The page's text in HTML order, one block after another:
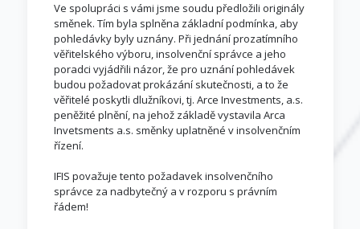
Ve spolupráci s vámi jsme soudu předložili originály
směnek. Tím byla splněna základní podmínka, aby
pohledávky byly uznány. Při jednání prozatímního
věřitelského výboru, insolvenční správce a jeho
poradci vyjádřili názor, že pro uznání pohledávek
budou požadovat prokázání skutečnosti, a to že
věřitelé poskytli dlužníkovi, tj. Arce Investments, a.s.
peněžité plnění, na jehož základě vystavila Arca
Invetsments a.s. směnky uplatněné v insolvenčním
řízení.
IFIS považuje tento požadavek insolvenčního
správce za nadbytečný a v rozporu s právním
řádem!